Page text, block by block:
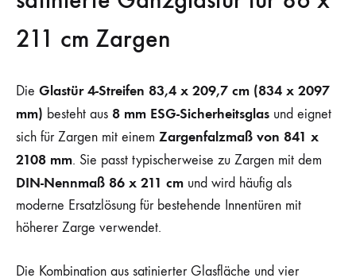
211 cm Zargen
Die Glastür 4-Streifen 83,4 x 209,7 cm (834 x 2097
mm) besteht aus 8 mm ESG-Sicherheitsglas und eignet
sich für Zargen mit einem Zargenfalzmaß von 841 x
2108 mm. Sie passt typischerweise zu Zargen mit dem
DIN-Nennmaß 86 x 211 cm und wird häufig als
moderne Ersatzlösung für bestehende Innentüren mit
höherer Zarge verwendet.
Die Kombination aus satinierter Glasfläche und vier